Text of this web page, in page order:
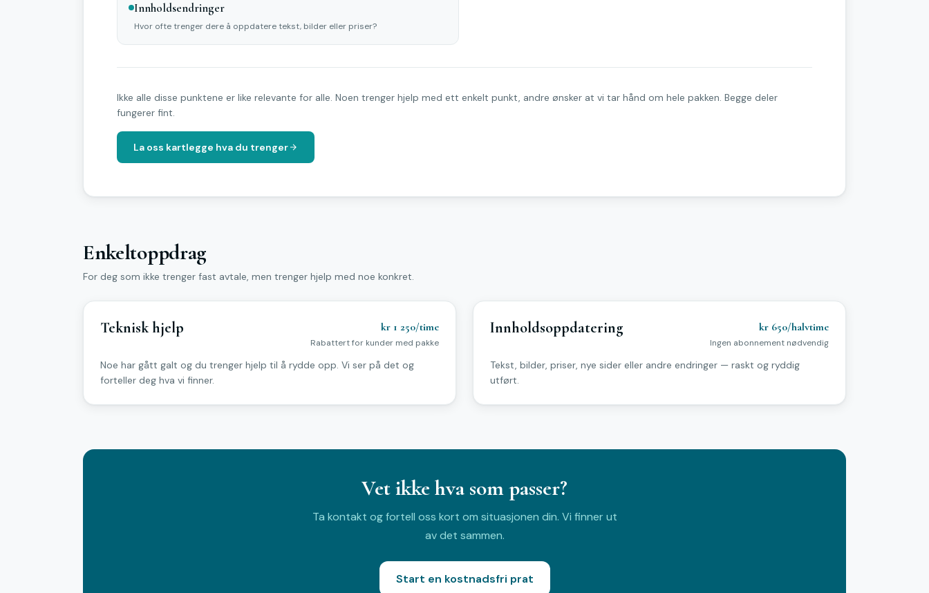
Innholdsendringer
Hvor ofte trenger dere å oppdatere tekst, bilder eller priser?
Ikke alle disse punktene er like relevante for alle. Noen trenger hjelp med ett enkelt punkt, andre ønsker at vi tar hånd om hele pakken. Begge deler
fungerer fint.
La oss kartlegge hva du trenger
Enkeltoppdrag
For deg som ikke trenger fast avtale, men trenger hjelp med noe konkret.
Teknisk hjelp kr 1 250/time
Rabattert for kunder med pakke
Noe har gått galt og du trenger hjelp til å rydde opp. Vi ser på det og
forteller deg hva vi finner.
Innholdsoppdatering kr 650/halvtime
Ingen abonnement nødvendig
Tekst, bilder, priser, nye sider eller andre endringer — raskt og ryddig
utført.
Vet ikke hva som passer?
Ta kontakt og fortell oss kort om situasjonen din. Vi finner ut
av det sammen.
Start en kostnadsfri prat